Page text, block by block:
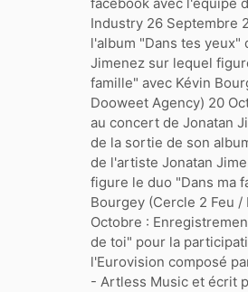
facebook avec l'équipe
Industry 26 Septembre
l'album "Dans tes yeux"
Jimenez sur lequel
famille" avec Kévin
Dooweet Agency) 20
au concert de Jonatan
de la sortie de son
de l'artiste Jonatan
figure le duo "Dans ma
Bourgey (Cercle 2 Feu
Octobre :
de toi" pour la
l'Eurovision composé
- Artless Music et écrit